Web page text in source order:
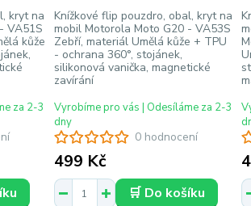
kryt na
VA51S
kůže
za 2-3
0 hodnocení
Knížkové flip pouzdro, obal, kryt na
mobil Motorola Moto G20 - VA53S
Zebří, materiál Umělá kůže + TPU
- ochrana 360°, stojánek,
silikonová vanička, magnetické
zavírání
499 Kč
Vyrobíme pro vás | Odesíláme za 2-3
dny
🛒 Do košíku